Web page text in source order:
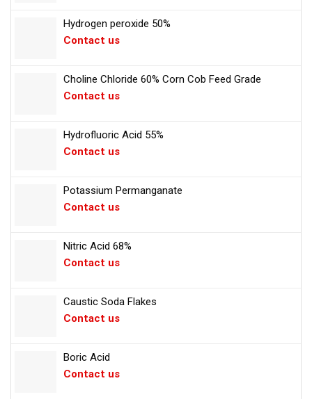
Hydrogen peroxide 50%
Contact us
Choline Chloride 60% Corn Cob Feed Grade
Contact us
Hydrofluoric Acid 55%
Contact us
Potassium Permanganate
Contact us
Nitric Acid 68%
Contact us
Caustic Soda Flakes
Contact us
Boric Acid
Contact us